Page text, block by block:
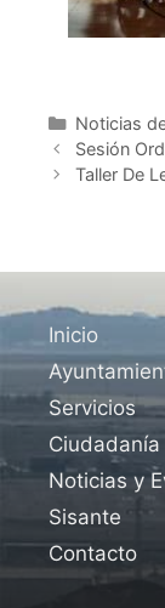
Noticias
Sesión
Taller De
Inicio
Servicios
Ciudadanía
Noticias y
Sisante
Contacto